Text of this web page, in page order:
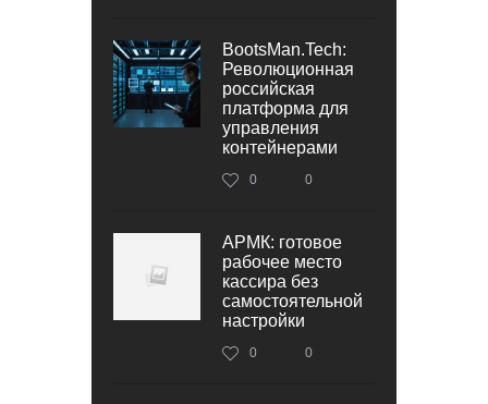
BootsMan.Tech:
Революционная
российская
платформа для
управления
контейнерами
0 0
АРМК: готовое
рабочее место
кассира без
самостоятельной
настройки
0 0